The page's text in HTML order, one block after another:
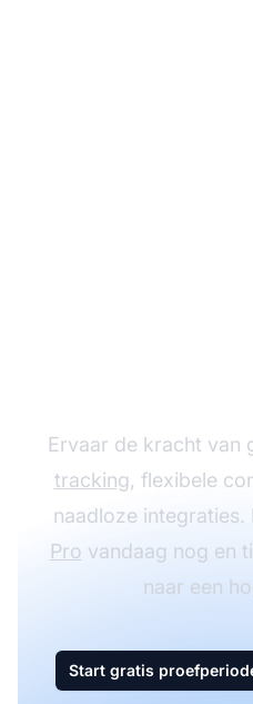
Ervaar de kracht van
tracking, flexibele
naadloze integraties.
Pro vandaag nog en
naar een
Start gratis